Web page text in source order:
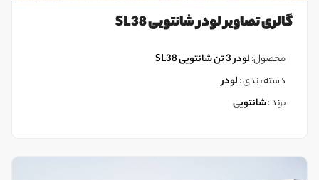
گالری تصاویر لودر شانتویی SL38
محصول:لودر 3 تن شانتویی SL38
دسته بندی :لودر
برند :شانتویی